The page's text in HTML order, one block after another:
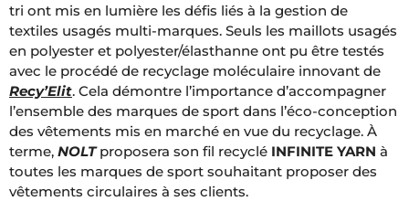
tri ont mis en lumière les défis liés à la gestion de
textiles usagés multi-marques. Seuls les maillots usagés
en polyester et polyester/élasthanne ont pu être testés
avec le procédé de recyclage moléculaire innovant de
Recy’Elit. Cela démontre l’importance d’accompagner
l’ensemble des marques de sport dans l’éco-conception
des vêtements mis en marché en vue du recyclage. À
terme, NOLTproposera son fil recyclé INFINITE YARN à
toutes les marques de sport souhaitant proposer des
vêtements circulaires à ses clients.